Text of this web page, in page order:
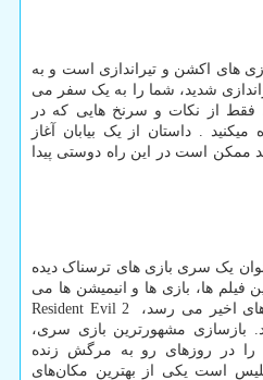
های اکشن و تیراندازی است و به
شدید، شما را به یک سفر می
فقط از نکات و سرنخ هایی که در
. داستان از یک بیابان آغاز
است در این راه دوستی پیدا
یک سری بازی های ترسناک دیده
ها، بازی ها و انیمیشن ها می
های اخیر می رسد، Resident Evil 2
بازسازی مشهورترین بازی سری،
را در روزهای رو به مرگش زنده
است یکی از بهترین مکان‌های